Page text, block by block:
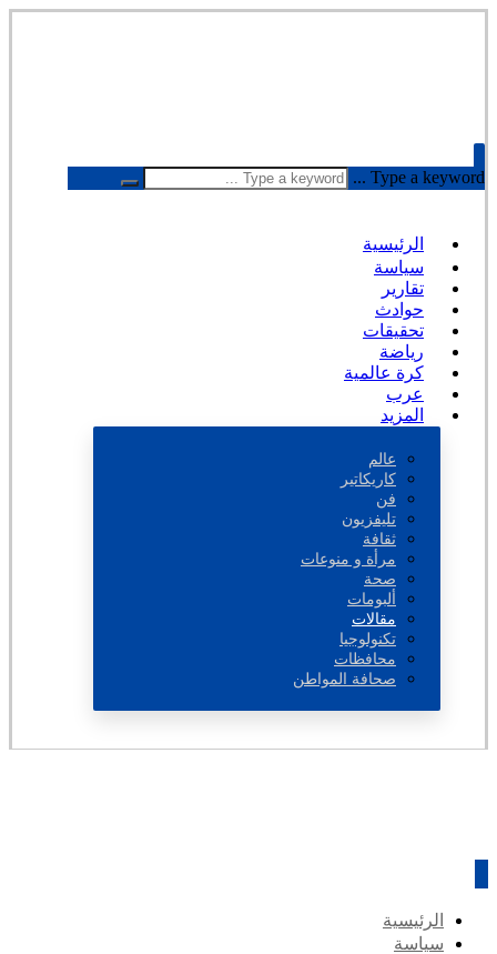
Type a keyword ...
الرئيسية
سياسة
تقارير
حوادث
تحقيقات
رياضة
كرة عالمية
عرب
المزيد
عالم
كاريكاتير
فن
تليفزيون
ثقافة
مرأة و منوعات
صحة
ألبومات
مقالات
تكنولوجيا
محافظات
صحافة المواطن
الرئيسية
سياسة